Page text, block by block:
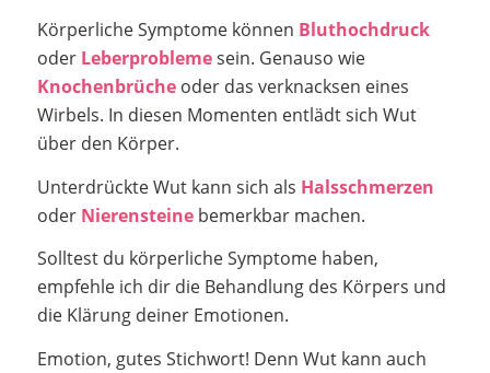
Körperliche Symptome können Bluthochdruck
oder Leberproblemesein. Genauso wie
Knochenbrücheoder das verknacksen eines
Wirbels. In diesen Momenten entlädt sich Wut
über den Körper.
Unterdrückte Wut kann sich als Halsschmerzen
oder Nierensteinebemerkbar machen.
Solltest du körperliche Symptome haben,
empfehle ich dir die Behandlung des Körpers und
die Klärung deiner Emotionen.
Emotion, gutes Stichwort! Denn Wut kann auch